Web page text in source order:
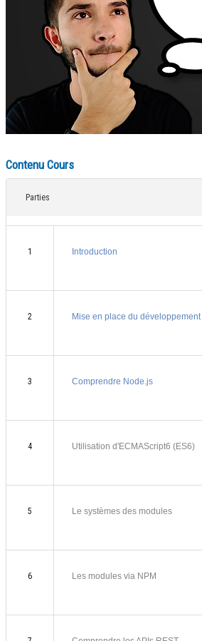
Contenu Cours
Parties
1 Introduction
2 Mise en place du développement
3 Comprendre Node.js
4 Utilisation d'ECMAScript6 (ES6)
5 Le systèmes des modules
6 Les modules via NPM